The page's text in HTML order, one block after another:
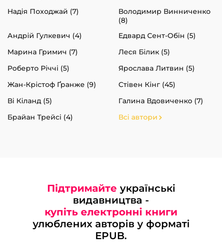
Надія Походжай (7)
Володимир Винниченко
(8)
Андрій Гулкевич (4)
Едвард Сент-Обін (5)
Марина Гримич (7)
Леся Білик (5)
Роберто Річчі (5)
Ярослава Литвин (5)
Жан-Крістоф Ґранже (9)
Стівен Кінг (45)
Ві Кіланд (5)
Галина Вдовиченко (7)
Брайан Трейсі (4)
Всі автори
Підтримайте українські
видавництва -
купіть електронні книги
улюблених авторів у форматі
EPUB.